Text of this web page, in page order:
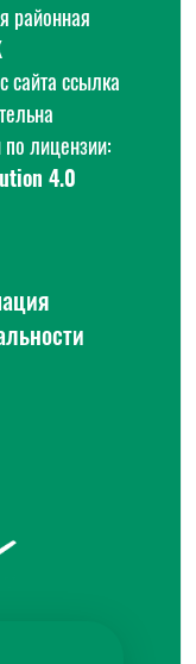
районная
сайта ссылка
лицензии:
4.0